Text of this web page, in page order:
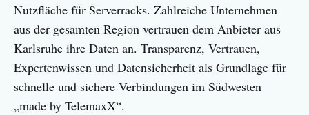
Nutzfläche für Serverracks. Zahlreiche Unternehmen
aus der gesamten Region vertrauen dem Anbieter aus
Karlsruhe ihre Daten an. Transparenz, Vertrauen,
Expertenwissen und Datensicherheit als Grundlage für
schnelle und sichere Verbindungen im Südwesten
„made by TelemaxX“.